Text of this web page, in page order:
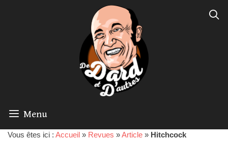
Menu
Vous êtes ici : Accueil » Revues »Article » Hitchcock